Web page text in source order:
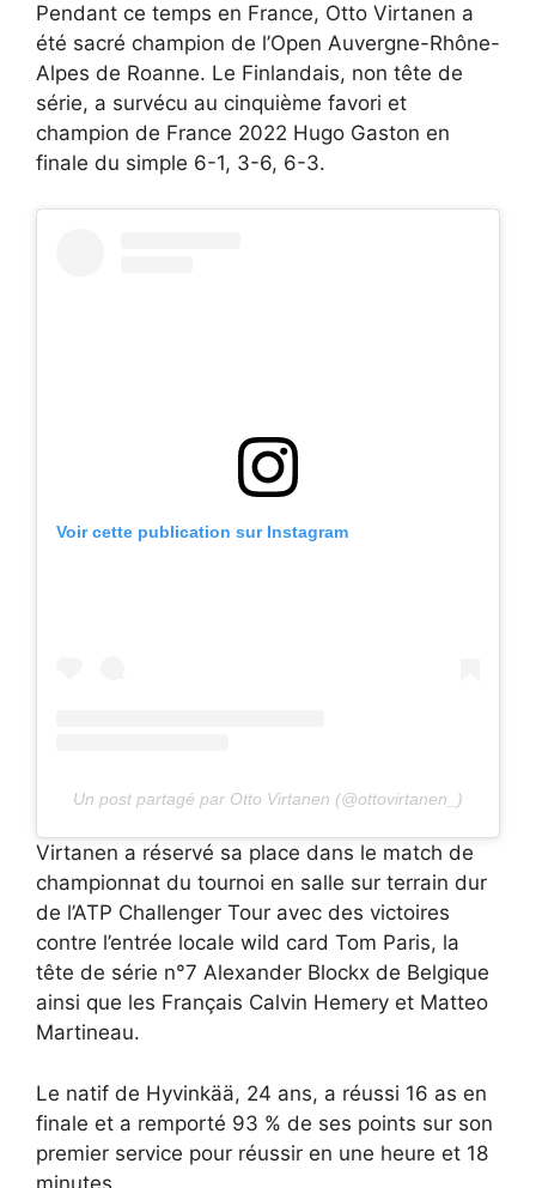
Pendant ce temps en France, Otto Virtanen a
été sacré champion de l’Open Auvergne-Rhône-
Alpes de Roanne. Le Finlandais, non tête de
série, a survécu au cinquième favori et
champion de France 2022 Hugo Gaston en
finale du simple 6-1, 3-6, 6-3.
Voir cette publication sur Instagram
Un post partagé par Otto Virtanen (@ottovirtanen_)
Virtanen a réservé sa place dans le match de
championnat du tournoi en salle sur terrain dur
de l’ATP Challenger Tour avec des victoires
contre l’entrée locale wild card Tom Paris, la
tête de série n°7 Alexander Blockx de Belgique
ainsi que les Français Calvin Hemery et Matteo
Martineau.
Le natif de Hyvinkää, 24 ans, a réussi 16 as en
finale et a remporté 93 % de ses points sur son
premier service pour réussir en une heure et 18
minutes.